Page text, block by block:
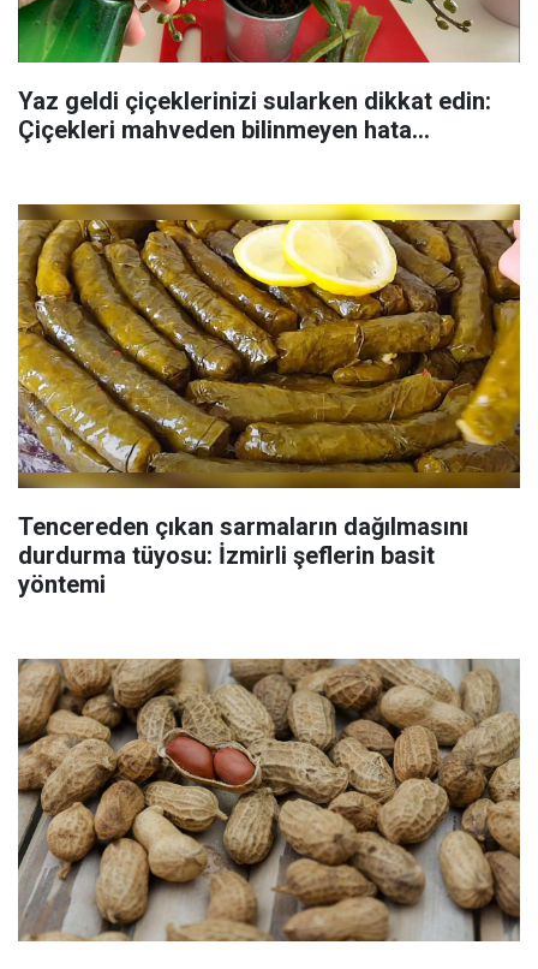
Yaz geldi çiçeklerinizi sularken dikkat edin:
Çiçekleri mahveden bilinmeyen hata...
Tencereden çıkan sarmaların dağılmasını
durdurma tüyosu: İzmirli şeflerin basit
yöntemi